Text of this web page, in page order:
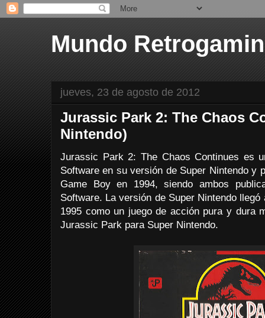
Mundo
jueves, 23 de agosto de 2012
Jurassic Park 2: The Chaos
Nintendo)
Jurassic Park 2: The Chaos Continues es
Software en su versión de Super Nintendo y
Game Boy en 1994, siendo ambos
Software. La versión de Super Nintendo
1995 como un juego de acción pura y dura
Jurassic Park para Super Nintendo.